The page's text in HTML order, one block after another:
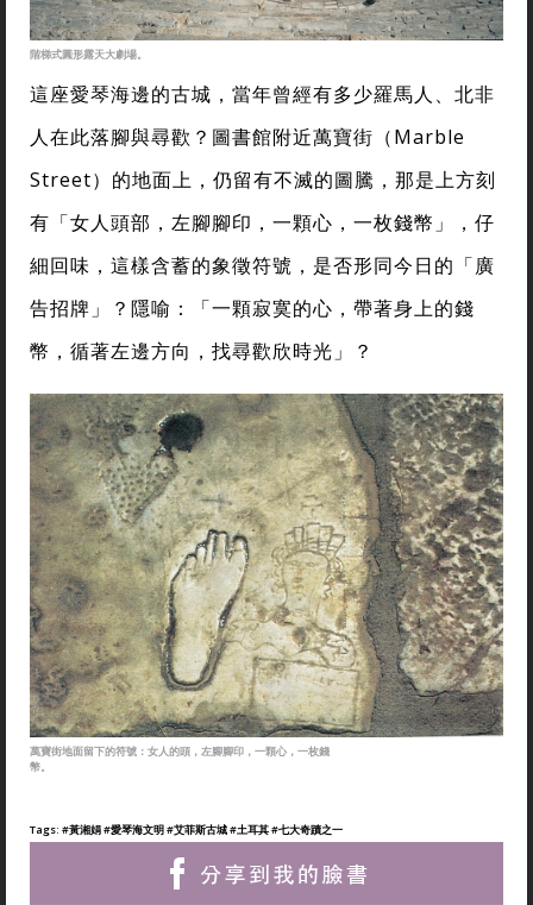
階梯式圓形露天大劇場。
這座愛琴海邊的古城，當年曾經有多少羅馬人、北非
人在此落腳與尋歡？圖書館附近萬寶街（Marble
Street）的地面上，仍留有不滅的圖騰，那是上方刻
有「女人頭部，左腳腳印，一顆心，一枚錢幣」，仔
細回味，這樣含蓄的象徵符號，是否形同今日的「廣
告招牌」？隱喻：「一顆寂寞的心，帶著身上的錢
幣，循著左邊方向，找尋歡欣時光」？
萬寶街地面留下的符號：女人的頭，左腳腳印，一顆心，一枚錢
幣。
Tags: #黃湘娟#愛琴海文明#艾菲斯古城#土耳其#七大奇蹟之一